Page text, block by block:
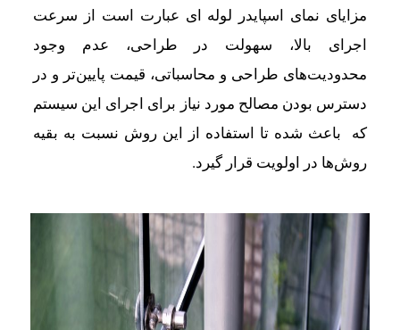
مزایای نمای اسپایدر لوله ای عبارت است از سرعت
اجرای بالا، سهولت در طراحی، عدم وجود
محدودیت‌های طراحی و محاسباتی، قیمت پایین‌تر و در
دسترس بودن مصالح مورد نیاز برای اجرای این سیستم
که باعث شده تا استفاده از این روش نسبت به بقیه
روش‌ها در اولویت قرار گیرد.